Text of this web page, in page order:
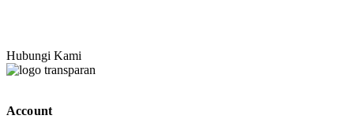
Hubungi Kami
Account